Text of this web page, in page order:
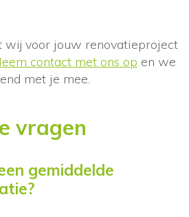
wij voor jouw renovatieproject
contact met ons op en we
met je mee.
vragen
gemiddelde